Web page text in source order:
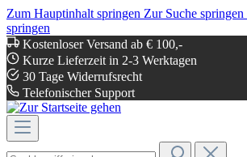
Zum Hauptinhalt springen Zur Suche springen
springen
Kostenloser Versand ab € 100,-
Kurze Lieferzeit in 2-3 Werktagen
30 Tage Widerrufsrecht
Telefonischer Support